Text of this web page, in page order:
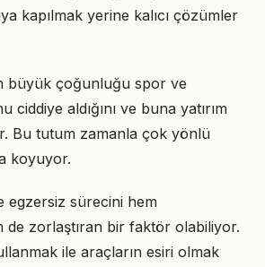
kapılmak yerine kalıcı çözümler
büyük çoğunluğu spor ve
ciddiye aldığını ve buna yatırım
Bu tutum zamanla çok yönlü
koyuyor.
egzersiz sürecini hem
de zorlaştıran bir faktör olabiliyor.
ile araçların esiri olmak